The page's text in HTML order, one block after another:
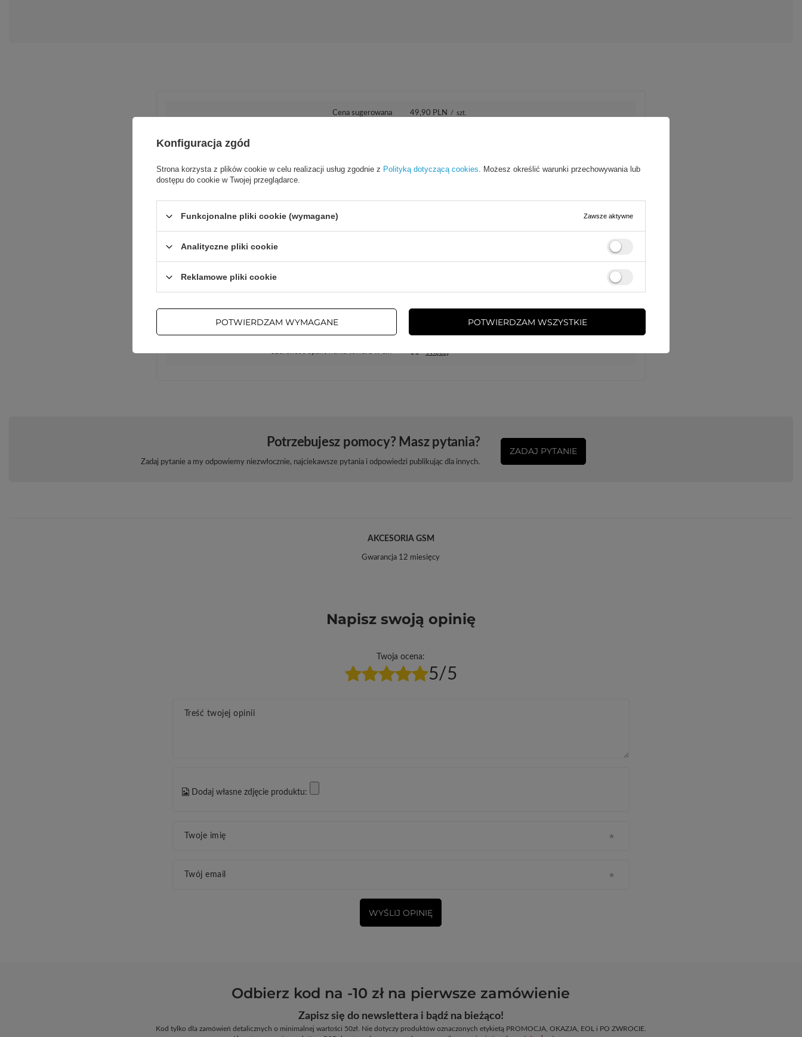
Cena sugerowana 49,90 PLN / szt.
Podmiot odpowiedzialny za ten produkt na terenie UE
Głębokość opakowania towaru w cm
Szerokość opakowania towaru w cm 11 Więcej
Potrzebujesz pomocy? Masz pytania?
Zadaj pytanie a my odpowiemy niezwłocznie, najciekawsze pytania i odpowiedzi publikując dla innych.
ZADAJ PYTANIE
AKCESORIA GSM
Gwarancja 12 miesięcy
Napisz swoją opinię
Twoja ocena:
5/5
Treść twojej opinii
Dodaj własne zdjęcie produktu:
Twoje imię
Twój email
WYŚLIJ OPINIĘ
Odbierz kod na -10 zł na pierwsze zamówienie
Zapisz się do newslettera i bądź na bieżąco!
Kod tylko dla zamówień detalicznych o minimalnej wartości 50zł. Nie dotyczy produktów oznaczonych etykietą PROMOCJA, OKAZJA, EOL i PO ZWROCIE.
Konfiguracja zgód
Strona korzysta z plików cookie w celu realizacji usług zgodnie z Polityką dotyczącą cookies. Możesz określić warunki przechowywania lub
dostępu do cookie w Twojej przeglądarce.
Funkcjonalne pliki cookie (wymagane) Zawsze aktywne
Analityczne pliki cookie
Reklamowe pliki cookie
POTWIERDZAM WYMAGANE POTWIERDZAM WSZYSTKIE